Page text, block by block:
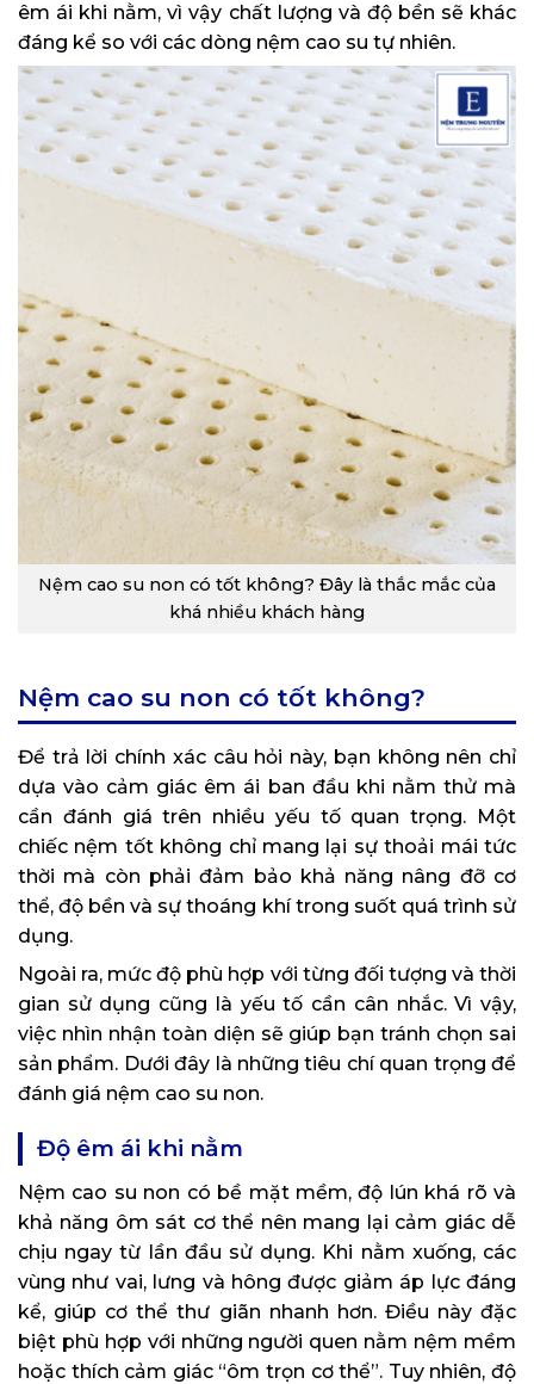
êm ái khi nằm, vì vậy chất lượng và độ bền sẽ khác
đáng kể so với các dòng nệm cao su tự nhiên.
Nệm cao su non có tốt không? Đây là thắc mắc của
khá nhiều khách hàng
Nệm cao su non có tốt không?
Để trả lời chính xác câu hỏi này, bạn không nên chỉ
dựa vào cảm giác êm ái ban đầu khi nằm thử mà
cần đánh giá trên nhiều yếu tố quan trọng. Một
chiếc nệm tốt không chỉ mang lại sự thoải mái tức
thời mà còn phải đảm bảo khả năng nâng đỡ cơ
thể, độ bền và sự thoáng khí trong suốt quá trình sử
dụng.
Ngoài ra, mức độ phù hợp với từng đối tượng và thời
gian sử dụng cũng là yếu tố cần cân nhắc. Vì vậy,
việc nhìn nhận toàn diện sẽ giúp bạn tránh chọn sai
sản phẩm. Dưới đây là những tiêu chí quan trọng để
đánh giá nệm cao su non.
Độ êm ái khi nằm
Nệm cao su non có bề mặt mềm, độ lún khá rõ và
khả năng ôm sát cơ thể nên mang lại cảm giác dễ
chịu ngay từ lần đầu sử dụng. Khi nằm xuống, các
vùng như vai, lưng và hông được giảm áp lực đáng
kể, giúp cơ thể thư giãn nhanh hơn. Điều này đặc
biệt phù hợp với những người quen nằm nệm mềm
hoặc thích cảm giác “ôm trọn cơ thể”. Tuy nhiên, độ